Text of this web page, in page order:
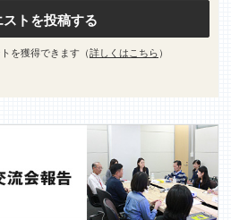
ストを投稿する
を獲得できます（詳しくはこちら ）